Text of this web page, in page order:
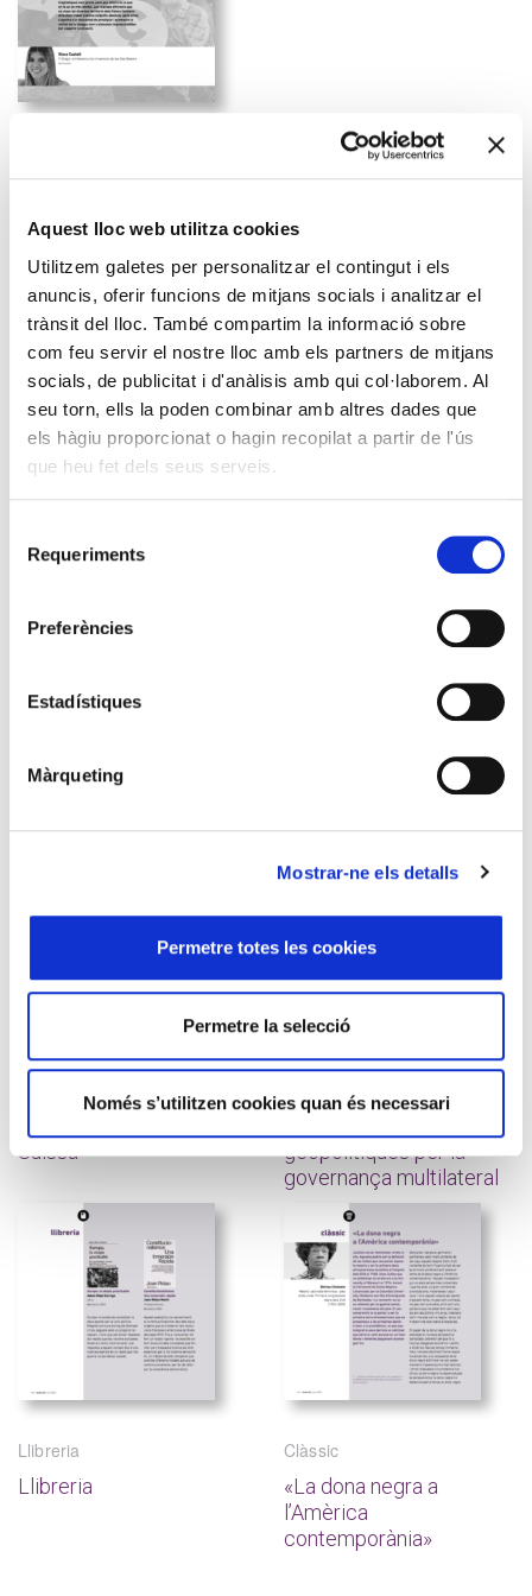
Aquest lloc web utilitza cookies
Utilitzem galetes per personalitzar el contingut i els
anuncis, oferir funcions de mitjans socials i analitzar el
trànsit del lloc. També compartim la informació sobre
com feu servir el nostre lloc amb els partners de mitjans
socials, de publicitat i d'anàlisis amb qui col·laborem. Al
seu torn, ells la poden combinar amb altres dades que
els hàgiu proporcionat o hagin recopilat a partir de l'ús
que heu fet dels seus serveis.
Requeriments
Preferències
Estadístiques
Màrqueting
Mostrar-ne els detalls
Permetre totes les cookies
Permetre la selecció
Només s’utilitzen cookies quan és necessari
Joves i llengua: un estat de la
qüestió
Xisca Castell. Filòloga i professora a la Universitat de les Illes
Balears
La paradoxa de l’estat del català entre el jovent ens porta a una
generació que té unes competències lingüístiques més grans,
però que alhora és la que en fa un ús més limitat. Les realitats
diferents que es viuen als diversos territoris dels Països
Catalans dificulten trobar patrons conjunts absoluts, però arreu
s’apunta a la necessitat de prestigiar i promoure la utilitat de la
llengua com a elements imprescindibles per capgirar la situació.
Navegador
El reconeixement de la
Suïssa
Explorador
La invasió d’Ucraïna i les
geopolítiques per la
governança multilateral
Llibreria
Llibreria
Clàssic
«La dona negra a
l’Amèrica
contemporània»